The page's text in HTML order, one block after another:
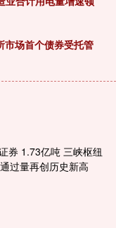
市场首个债券受托管